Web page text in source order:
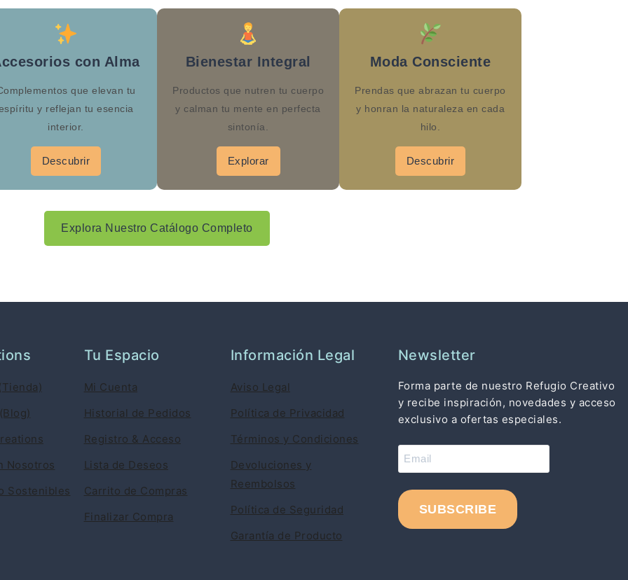
con Alma
que elevan tu
y reflejan tu esencia
interior.
Descubrir
Bienestar Integral
Productos que nutren tu cuerpo
y calman tu mente en perfecta
sintonía.
Explorar
Moda Consciente
Prendas que abrazan tu cuerpo
y honran la naturaleza en cada
hilo.
Descubrir
Explora Nuestro Catálogo Completo
Nosotros
Sostenibles
Tu Espacio
Mi Cuenta
Historial de Pedidos
Registro & Acceso
Lista de Deseos
Carrito de Compras
Finalizar Compra
Información Legal
Aviso Legal
Política de Privacidad
Términos y Condiciones
Devoluciones y
Reembolsos
Política de Seguridad
Garantía de Producto
Newsletter
Forma parte de nuestro Refugio Creativo
y recibe inspiración, novedades y acceso
exclusivo a ofertas especiales.